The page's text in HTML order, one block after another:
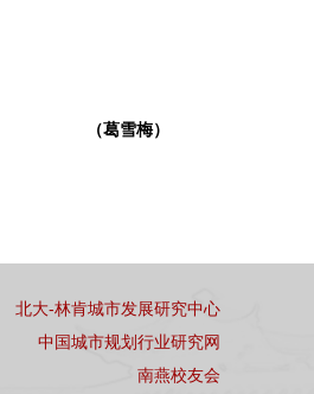
（葛雪梅）
北大-林肯城市发展研究中心
中国城市规划行业研究网
南燕校友会